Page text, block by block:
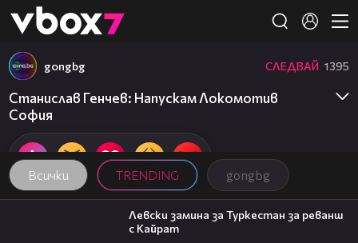
👾
Всички TRENDING gongbg
gongbg СЛЕДВАЙ 1395
Станислав Генчев: Напускам Локомотив
София
00:43
Левски замина за Туркестан за реванш
с Кайрат